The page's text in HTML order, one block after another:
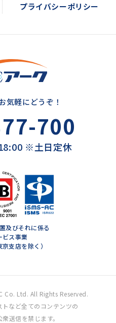
プライバシーポリシー
気軽にどうぞ！
700
※土日定休
及びそれに係る
ビス事業
京支店を除く）
Ltd. All Rights Reserved.
など全てのコンテンツの
送信を禁じます。